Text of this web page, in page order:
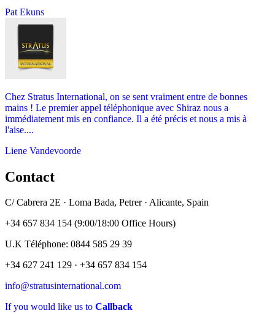
Pat Ekuns
Chez Stratus International, on se sent vraiment entre de bonnes
mains ! Le premier appel téléphonique avec Shiraz nous a
immédiatement mis en confiance. Il a été précis et nous a mis à
l'aise....
Liene Vandevoorde
Contact
C/ Cabrera 2E · Loma Bada, Petrer · Alicante, Spain
+34 657 834 154 (9:00/18:00 Office Hours)
U.K Téléphone: 0844 585 29 39
+34 627 241 129 · +34 657 834 154
info@stratusinternational.com
If you would like us to Callback